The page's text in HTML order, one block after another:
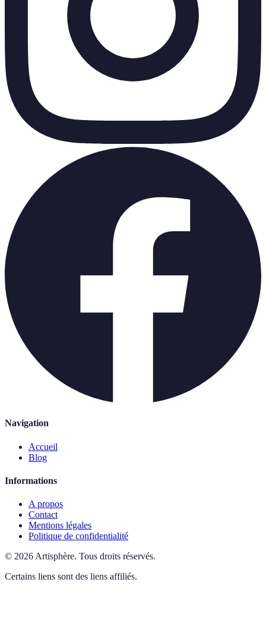
Navigation
Accueil
Blog
Informations
A propos
Contact
Mentions légales
Politique de confidentialité
© 2026 Artisphère. Tous droits réservés.
Certains liens sont des liens affiliés.